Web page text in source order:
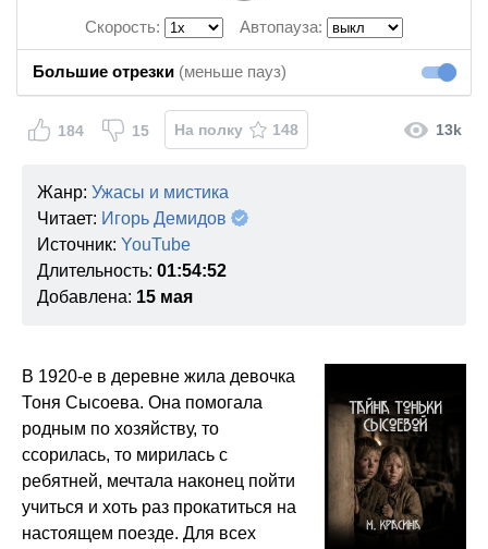
Скорость: Автопауза:
Большие отрезки (меньше пауз)
184 15 На полку 148 13k
Жанр: Ужасы и мистика
Читает: Игорь Демидов
Источник: YouTube
Длительность: 01:54:52
Добавлена: 15 мая
В 1920-е в деревне жила девочка
Тоня Сысоева. Она помогала
родным по хозяйству, то
ссорилась, то мирилась с
ребятней, мечтала наконец пойти
учиться и хоть раз прокатиться на
настоящем поезде. Для всех